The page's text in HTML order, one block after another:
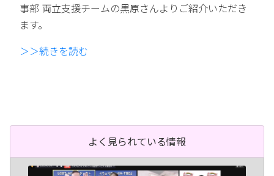
事部 両立支援チームの黒原さんよりご紹介いただき
ます。
＞＞続きを読む
よく見られている情報